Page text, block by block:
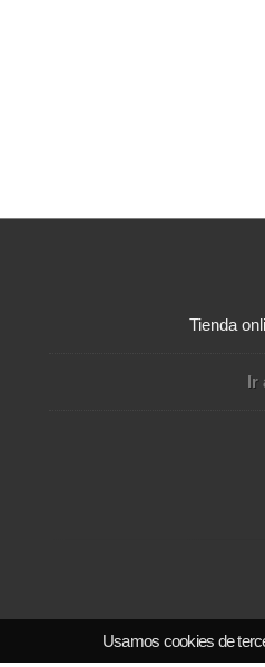
Tienda
Ir
Usamos cookies de